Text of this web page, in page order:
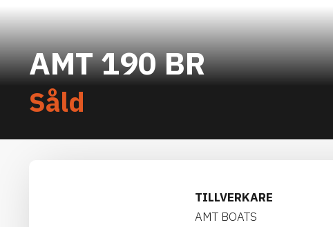
AMT 190 BR
Såld
TILLVERKARE
AMT BOATS